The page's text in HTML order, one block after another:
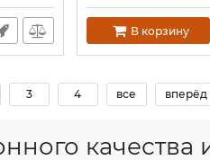
В корзину
3 4 все вперёд
качества